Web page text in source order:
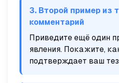
3. Второй пример из
комментарий
Приведите ещё один
явления. Покажите,
подтверждает ваш